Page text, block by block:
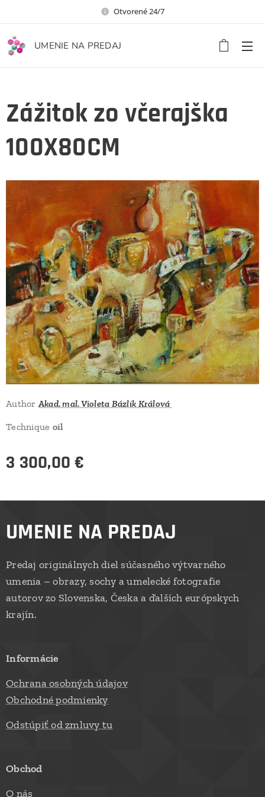
Otvorené 24/7
UMENIE NA PREDAJ
Zážitok zo včerajška
100X80CM
AuthorAkad. mal. Violeta Bázlik Králová
Technique oil
3 300,00 €
UMENIE NA PREDAJ
Predaj originálnych diel súčasného výtvarného
umenia – obrazy, sochy a umelecké fotografie
autorov zo Slovenska, Česka a ďalších európskych
krajín.
Informácie
Ochrana osobných údajov
Obchodné podmienky
Odstúpiť od zmluvy tu
Obchod
O nás